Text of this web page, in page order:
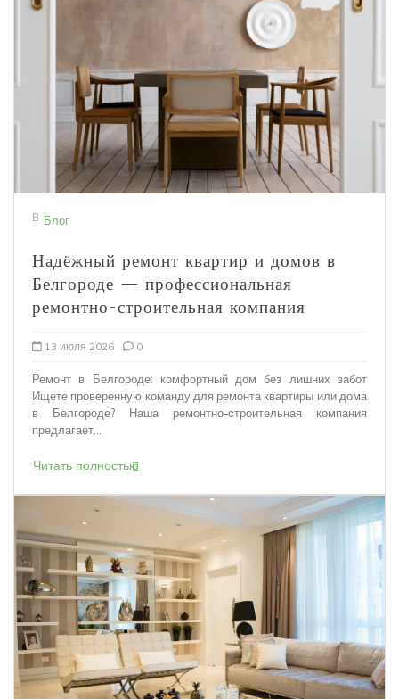
В Блог
Надёжный ремонт квартир и домов в
Белгороде — профессиональная
ремонтно-строительная компания
13 июля 2026 0
Ремонт в Белгороде: комфортный дом без лишних забот
Ищете проверенную команду для ремонта квартиры или дома
в Белгороде? Наша ремонтно-строительная компания
предлагает...
Читать полностью